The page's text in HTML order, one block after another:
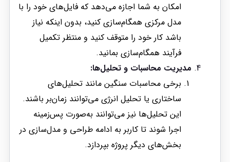
امکان به شما اجازه می‌دهد که فایل‌های خود را با
مدل مرکزی همگام‌سازی کنید، بدون اینکه نیاز
باشد کار خود را متوقف کنید و منتظر تکمیل
فرآیند همگام‌سازی بمانید.
مدیریت محاسبات و تحلیل‌ها:
برخی محاسبات سنگین مانند تحلیل‌های
ساختاری یا تحلیل انرژی می‌توانند زمان‌بر باشند.
این تحلیل‌ها نیز می‌توانند به‌صورت پس‌زمینه
اجرا شوند تا کاربر به ادامه طراحی و مدل‌سازی در
بخش‌های دیگر پروژه بپردازد.